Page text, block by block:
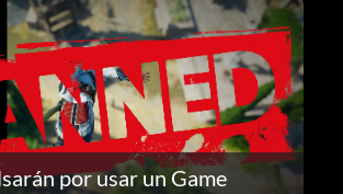
por usar un Game